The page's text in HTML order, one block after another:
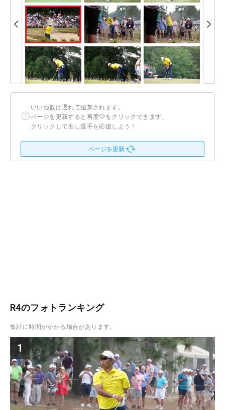
いいね数は遅れて追加されます。
ページを更新すると再度♡をクリックできます。
クリックして推し選手を応援しよう！
ページを更新
R4のフォトランキング
集計に時間がかかる場合があります。
1